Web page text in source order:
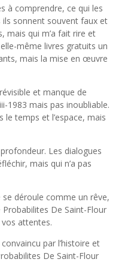
à comprendre, ce qui les
sonnent souvent faux et
mais qui m’a fait rire et
même livres gratuits un
mais la mise en œuvre
et manque de
1983 mais pas inoubliable.
le temps et l’espace, mais
Les dialogues
mais qui n’a pas
déroule comme un rêve,
De Saint-Flour
attentes.
par l’histoire et
De Saint-Flour